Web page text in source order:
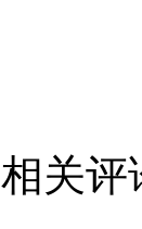
相关评